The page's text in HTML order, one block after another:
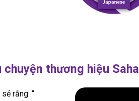
chuyện thương hiệu Saha
rằng: “